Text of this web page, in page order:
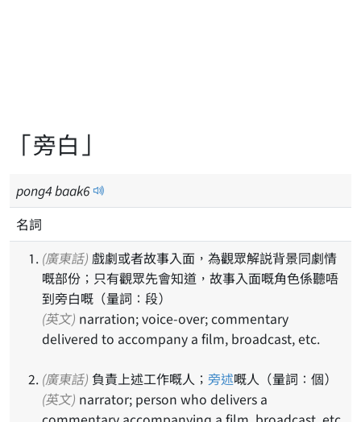
「旁白」
pong4baak6
名詞
(廣東話) 戲劇或者故事入面，為觀眾解説背景同劇情
嘅部份；只有觀眾先會知道，故事入面嘅角色係聽唔
到旁白嘅（量詞：段）
(英文) narration; voice-over; commentary
delivered to accompany a film, broadcast, etc.
(廣東話) 負責上述工作嘅人； 旁述嘅人（量詞：個）
(英文) narrator; person who delivers a